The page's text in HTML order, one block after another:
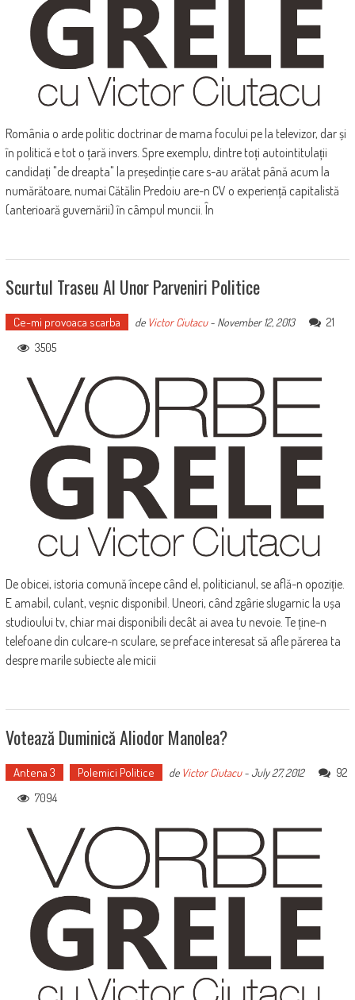
România o arde politic doctrinar de mama focului pe la televizor, dar și
în politică e tot o țară invers. Spre exemplu, dintre toți autointitulații
candidați "de dreapta" la președinție care s-au arătat până acum la
numărătoare, numai Cătălin Predoiu are-n CV o experiență capitalistă
(anterioară guvernării) în câmpul muncii. În
Scurtul Traseu Al Unor Parveniri Politice
Ce-mi provoaca scarba de Victor Ciutacu- November 12, 2013
21
3505
De obicei, istoria comună începe când el, politicianul, se află-n opoziție.
E amabil, culant, veșnic disponibil. Uneori, când zgârie slugarnic la ușa
studioului tv, chiar mai disponibili decât ai avea tu nevoie. Te ține-n
telefoane din culcare-n sculare, se preface interesat să afle părerea ta
despre marile subiecte ale micii
Votează Duminică Aliodor Manolea?
Antena 3 Polemici Politice de Victor Ciutacu-July 27, 2012
92
7094